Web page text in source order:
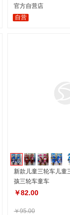
官方自营店
自营
新款儿童三轮车儿童
孩三轮车童车
￥82.00
￥95.00